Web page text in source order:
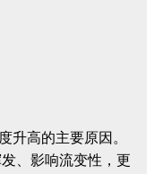
升高的主要原因。
、影响流变性，更